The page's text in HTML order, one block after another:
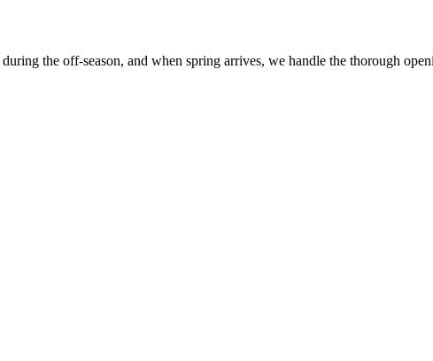
the off-season, and when spring arrives, we handle the thorough